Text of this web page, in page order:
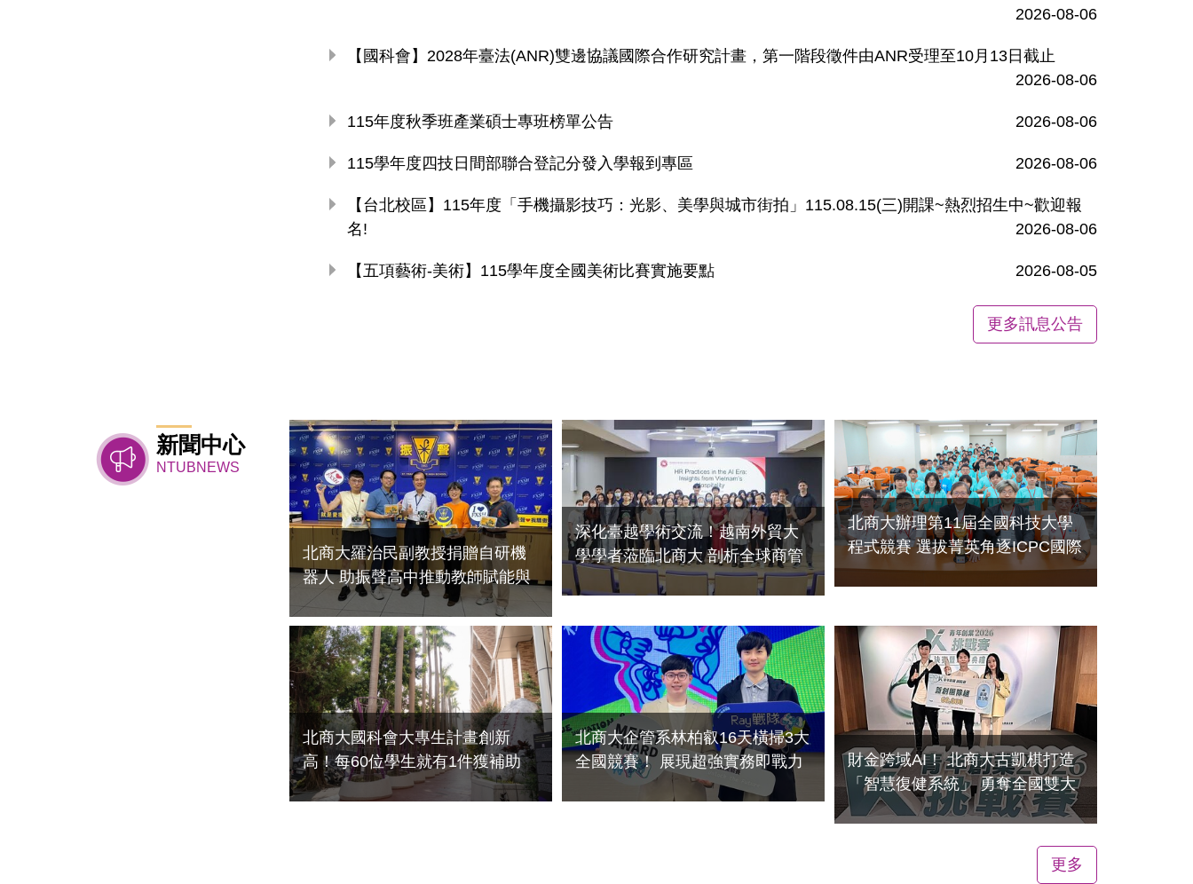
2026-08-06
【國科會】2028年臺法(ANR)雙邊協議國際合作研究計畫，第一階段徵件由ANR受理至10月13日截止
2026-08-06
115年度秋季班產業碩士專班榜單公告 2026-08-06
115學年度四技日間部聯合登記分發入學報到專區 2026-08-06
【台北校區】115年度「手機攝影技巧：光影、美學與城市街拍」115.08.15(三)開課~熱烈招生中~歡迎報
名!
2026-08-06
【五項藝術-美術】115學年度全國美術比賽實施要點 2026-08-05
更多訊息公告
新聞中心
NTUBNEWS
北商大羅治民副教授捐贈自研機
器人 助振聲高中推動教師賦能與
資優培育
2026-07-28
深化臺越學術交流！越南外貿大
學學者蒞臨北商大 剖析全球商管
新浪潮
北商大辦理第11屆全國科技大學
程式競賽 選拔菁英角逐ICPC國際
賽事
北商大國科會大專生計畫創新
高！每60位學生就有1件獲補助
人均研究密度亮眼、五年成長逾4
北商大企管系林柏叡16天橫掃3大
全國競賽！ 展現超強實務即戰力
2026-07-01
財金跨域AI！ 北商大古凱棋打造
「智慧復健系統」 勇奪全國雙大
獎
更多